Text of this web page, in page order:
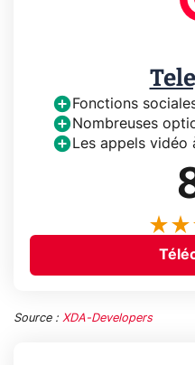
Fonctions
Nombreuses
Les appels vidéo
Source : XDA-Developers